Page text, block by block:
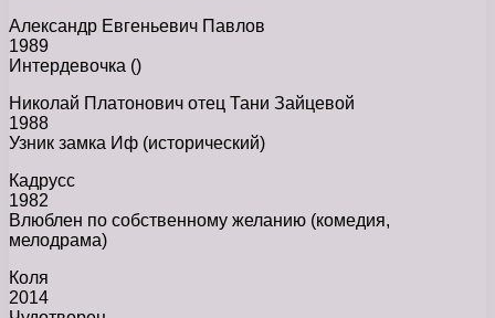
Александр Евгеньевич Павлов
1989
Интердевочка ()
Николай Платонович отец Тани Зайцевой
1988
Узник замка Иф (исторический)
Кадрусс
1982
Влюблен по собственному желанию (комедия,
мелодрама)
Коля
2014